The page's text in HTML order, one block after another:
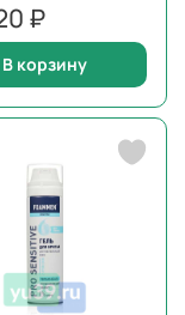
₽
В корзину